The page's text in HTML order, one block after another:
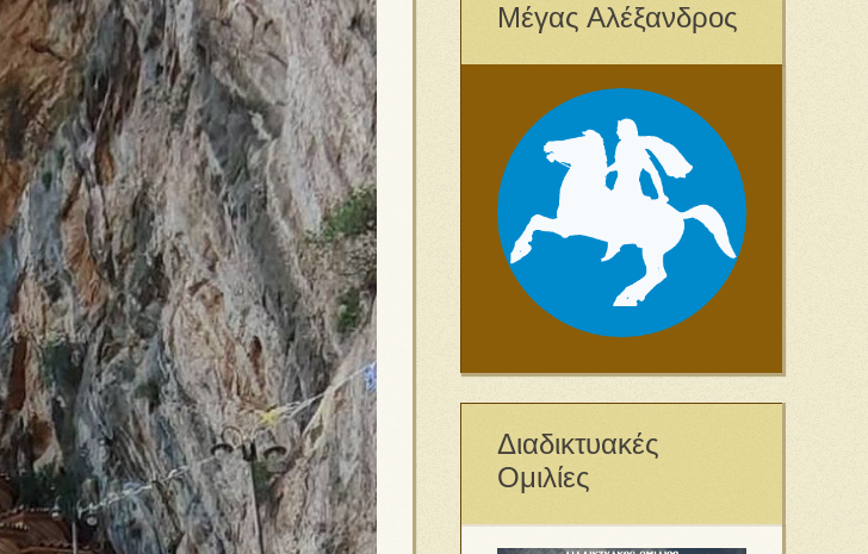
Μέγας Αλέξανδρος
Διαδικτυακές
Ομιλίες